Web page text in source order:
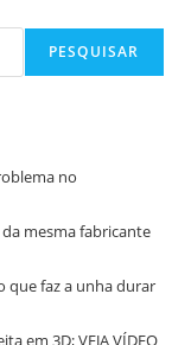
PESQUISAR
no
mesma fabricante
que faz a unha durar
em 3D; VEJA VÍDEO